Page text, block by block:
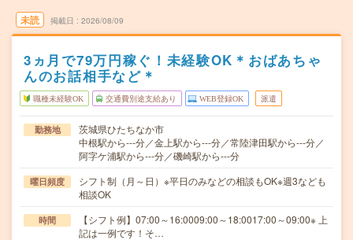
未読 掲載日 2026/08/09
3ヵ月で79万円稼ぐ！未経験OK＊おばあちゃ
んのお話相手など＊
職種未経験OK 交通費別途支給あり WEB登録OK 派遣
勤務地
茨城県ひたちなか市
中根駅から---分／金上駅から---分／常陸津田駅から---分／
阿字ケ浦駅から---分／磯崎駅から---分
曜日頻度
シフト制（月～日）※平日のみなどの相談もOK※週3なども
相談OK
時間
【シフト例】07:00～16:0009:00～18:0017:00～09:00※ 上
記は一例です！そ…